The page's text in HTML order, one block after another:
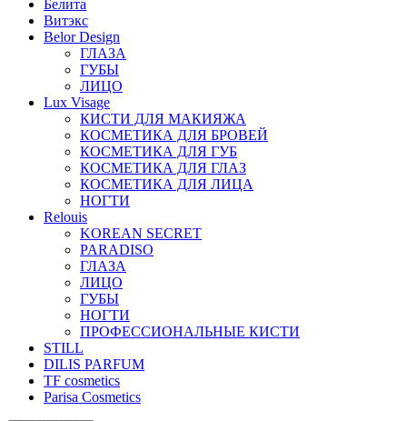
Белита
Витэкс
Belor Design
ГЛАЗА
ГУБЫ
ЛИЦО
Lux Visage
КИСТИ ДЛЯ МАКИЯЖА
КОСМЕТИКА ДЛЯ БРОВЕЙ
КОСМЕТИКА ДЛЯ ГУБ
КОСМЕТИКА ДЛЯ ГЛАЗ
КОСМЕТИКА ДЛЯ ЛИЦА
НОГТИ
Relouis
KOREAN SECRET
PARADISO
ГЛАЗА
ЛИЦО
ГУБЫ
НОГТИ
ПРОФЕССИОНАЛЬНЫЕ КИСТИ
STILL
DILIS PARFUM
TF cosmetics
Parisa Cosmetics